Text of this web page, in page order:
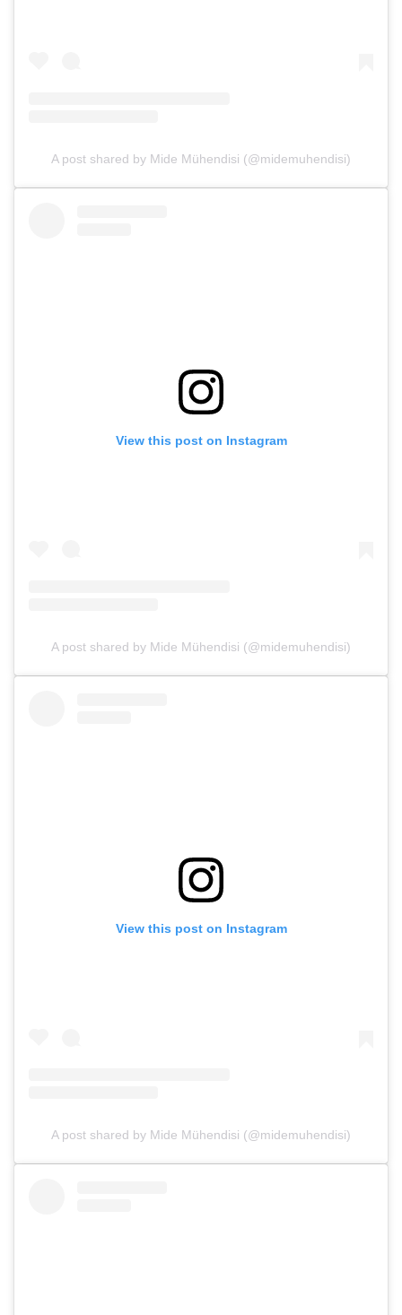
A post shared by Mide Mühendisi (@midemuhendisi)
View this post on Instagram
A post shared by Mide Mühendisi (@midemuhendisi)
View this post on Instagram
A post shared by Mide Mühendisi (@midemuhendisi)